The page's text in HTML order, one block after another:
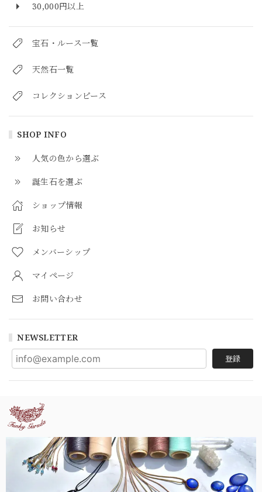
30,000円以上
宝石・ルース一覧
天然石一覧
コレクションピース
SHOP INFO
人気の色から選ぶ
誕生石を選ぶ
ショップ情報
お知らせ
メンバーシップ
マイページ
お問い合わせ
NEWSLETTER
登録